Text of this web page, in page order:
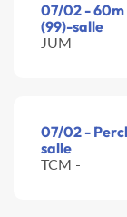
07/02 - 60m
(99)-salle
JUM -
07/02 -
salle
TCM -